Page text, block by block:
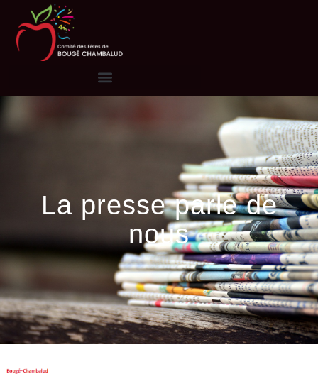
La presse parle de
nous